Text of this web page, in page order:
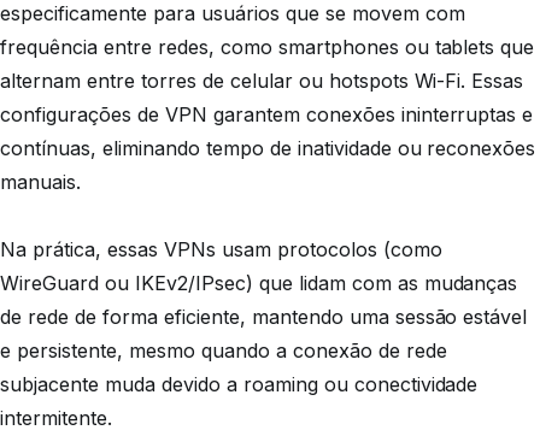
especificamente para usuários que se movem com
frequência entre redes, como smartphones ou tablets que
alternam entre torres de celular ou hotspots Wi-Fi. Essas
configurações de VPN garantem conexões ininterruptas e
contínuas, eliminando tempo de inatividade ou reconexões
manuais.
Na prática, essas VPNs usam protocolos (como
WireGuard ou IKEv2/IPsec) que lidam com as mudanças
de rede de forma eficiente, mantendo uma sessão estável
e persistente, mesmo quando a conexão de rede
subjacente muda devido a roaming ou conectividade
intermitente.